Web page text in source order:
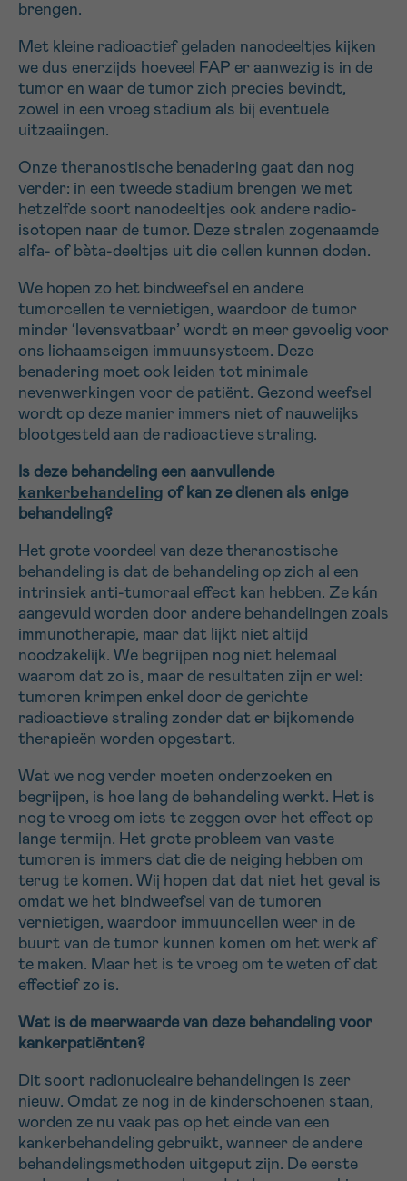
brengen.
Met kleine radioactief geladen nanodeeltjes kijken
we dus enerzijds hoeveel FAP er aanwezig is in de
tumor en waar de tumor zich precies bevindt,
zowel in een vroeg stadium als bij eventuele
uitzaaiingen.
Onze theranostische benadering gaat dan nog
verder: in een tweede stadium brengen we met
hetzelfde soort nanodeeltjes ook andere radio-
isotopen naar de tumor. Deze stralen zogenaamde
alfa- of bèta-deeltjes uit die cellen kunnen doden.
We hopen zo het bindweefsel en andere
tumorcellen te vernietigen, waardoor de tumor
minder ‘levensvatbaar’ wordt en meer gevoelig voor
ons lichaamseigen immuunsysteem. Deze
benadering moet ook leiden tot minimale
nevenwerkingen voor de patiënt. Gezond weefsel
wordt op deze manier immers niet of nauwelijks
blootgesteld aan de radioactieve straling.
Is deze behandeling een aanvullende
kankerbehandeling of kan ze dienen als enige
behandeling?
Het grote voordeel van deze theranostische
behandeling is dat de behandeling op zich al een
intrinsiek anti-tumoraal effect kan hebben. Ze kán
aangevuld worden door andere behandelingen zoals
immunotherapie, maar dat lijkt niet altijd
noodzakelijk. We begrijpen nog niet helemaal
waarom dat zo is, maar de resultaten zijn er wel:
tumoren krimpen enkel door de gerichte
radioactieve straling zonder dat er bijkomende
therapieën worden opgestart.
Wat we nog verder moeten onderzoeken en
begrijpen, is hoe lang de behandeling werkt. Het is
nog te vroeg om iets te zeggen over het effect op
lange termijn. Het grote probleem van vaste
tumoren is immers dat die de neiging hebben om
terug te komen. Wij hopen dat dat niet het geval is
omdat we het bindweefsel van de tumoren
vernietigen, waardoor immuuncellen weer in de
buurt van de tumor kunnen komen om het werk af
te maken. Maar het is te vroeg om te weten of dat
effectief zo is.
Wat is de meerwaarde van deze behandeling voor
kankerpatiënten?
Dit soort radionucleaire behandelingen is zeer
nieuw. Omdat ze nog in de kinderschoenen staan,
worden ze nu vaak pas op het einde van een
kankerbehandeling gebruikt, wanneer de andere
behandelingsmethoden uitgeput zijn. De eerste